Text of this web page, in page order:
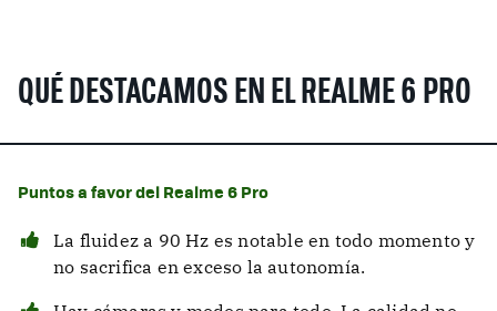
QUÉ DESTACAMOS EN EL REALME 6 PRO
Puntos a favor del Realme 6 Pro
La fluidez a 90 Hz es notable en todo momento y
no sacrifica en exceso la autonomía.